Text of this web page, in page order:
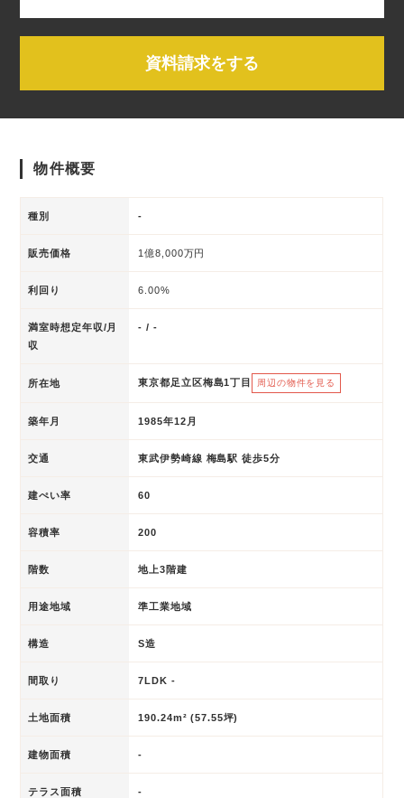
資料請求をする
物件概要
種別 -
販売価格 1億8,000万円
利回り 6.00%
満室時想定年収/月
収
- / -
所在地 東京都足立区梅島1丁目 周辺の物件を見る
築年月 1985年12月
交通 東武伊勢崎線 梅島駅 徒歩5分
建ぺい率 60
容積率 200
階数 地上3階建
用途地域 準工業地域
構造 S造
間取り 7LDK -
土地面積 190.24m² (57.55坪)
建物面積 -
テラス面積 -